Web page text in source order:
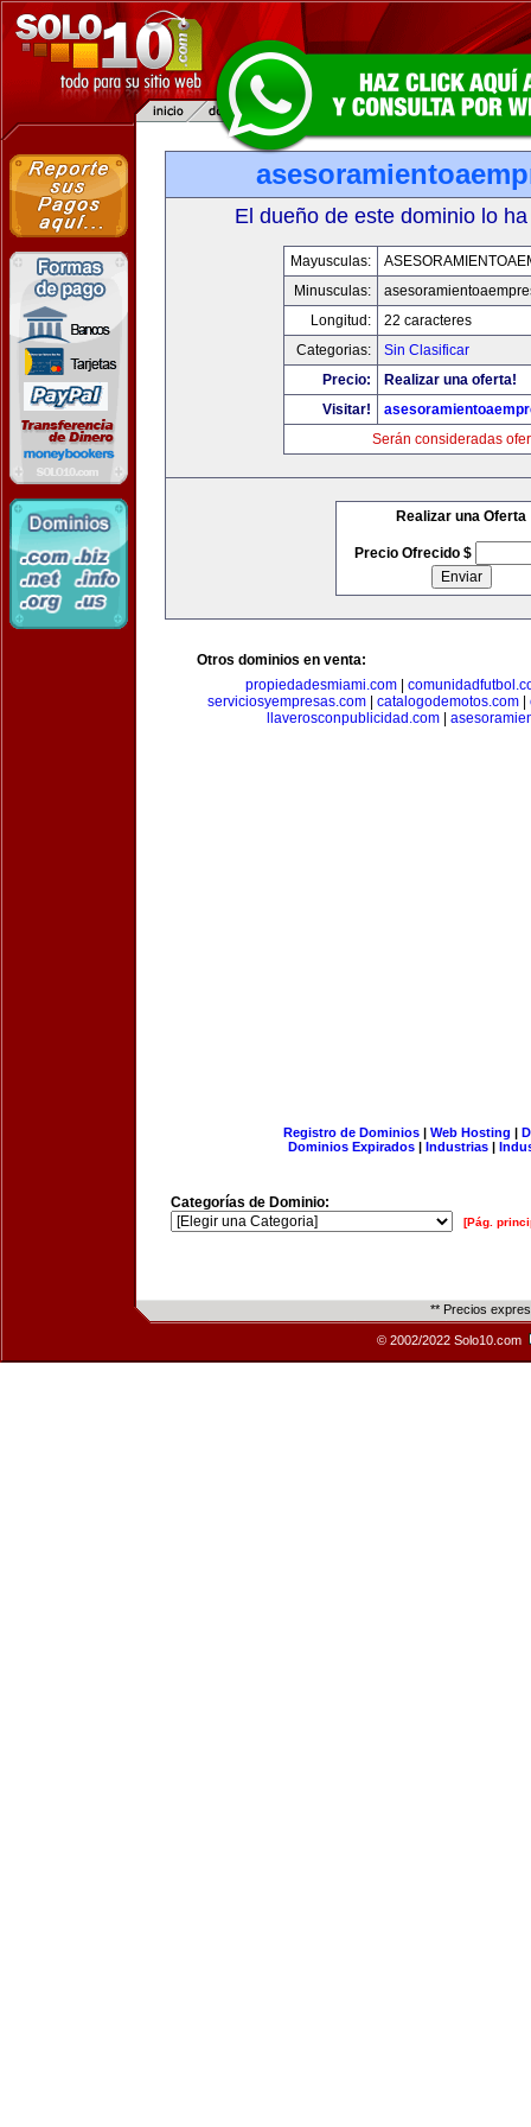
El dueño de este dominio lo
Mayusculas:
Minusculas:
Longitud:
22 caracteres
Categorias:
Sin Clasificar
Precio:
Realizar una oferta!
Visitar!
Serán consideradas
Realizar una Oferta
Precio Ofrecido $
Otros dominios en venta:
propiedadesmiami.com
serviciosyempresas.com
catalogodemotos.com
llaverosconpublicidad.com|
Registro de Dominios| Web Hosting |
Dominios Expirados | Industrias |
Categorías de Dominio:
[Pág.
** Precios
© 2002/2022 Solo10.com